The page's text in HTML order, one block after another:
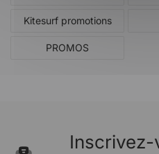
Kitesurf promotions
PROMOS